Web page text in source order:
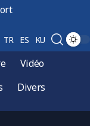
TR ES KU
Vidéo
Divers